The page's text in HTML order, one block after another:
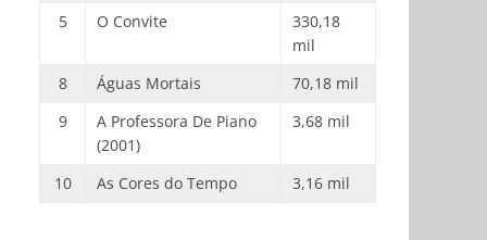
5
O Convite
330,18
mil
8
Águas Mortais
70,18 mil
9
A Professora De Piano
(2001)
3,68 mil
10 As Cores do Tempo 3,16 mil